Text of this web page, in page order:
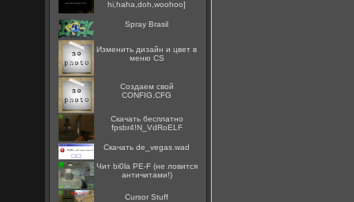
hi,haha,doh,woohoo]
Spray Brasil
Изменить дизайн и цвет в
меню CS
Создаем свой
CONFIG.CFG
Скачать бесплатно
fpsbr4!N_VdRoELF
Скачать de_vegas.wad
Чит bi0la PE-F (не ловится
античитами!)
Cursor Stuff